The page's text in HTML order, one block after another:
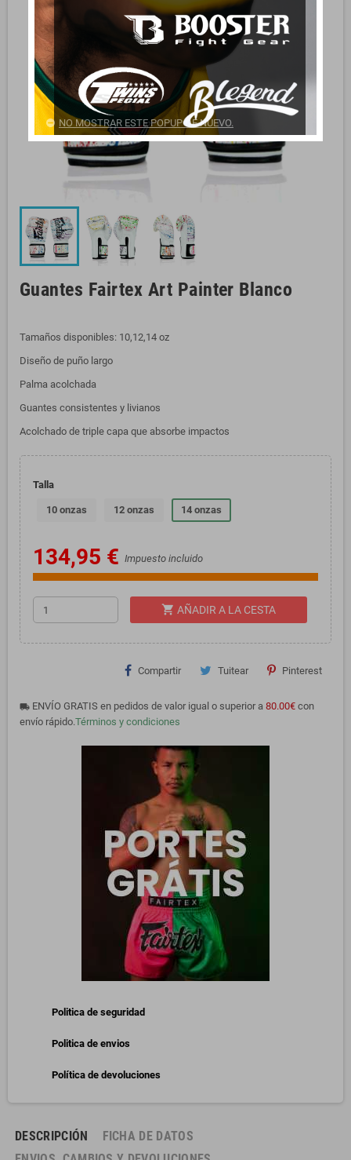
Guantes Fairtex Art Painter Blanco
Tamaños disponibles: 10,12,14 oz
Diseño de puño largo
Palma acolchada
Guantes consistentes y livianos
Acolchado de triple capa que absorbe impactos
Talla
10 onzas 12 onzas 14 onzas
134,95 € Impuesto incluido
shopping_cart AÑADIR A LA CESTA
Compartir Tuitear Pinterest
local_shipping ENVÍO GRATIS en pedidos de valor igual o superior a 80.00€ con
envío rápido.Términos y condiciones
Politica de seguridad
Politica de envios
Política de devoluciones
DESCRIPCIÓN
FICHA DE DATOS
NO MOSTRAR ESTE POPUP DE NUEVO.